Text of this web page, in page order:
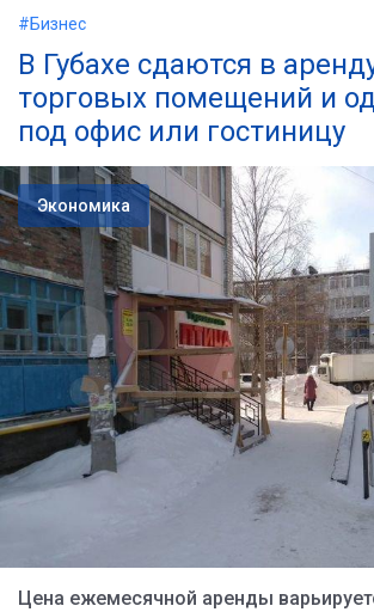
#Бизнес
В Губахе сдаются в
торговых помещений и
под офис или гостиницу
Экономика
Цена ежемесячной аренды